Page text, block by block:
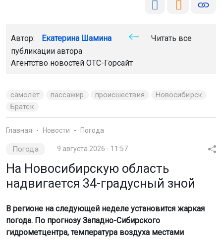
Автор: Екатерина Шамина
Читать все
публикации автора
Агентство новостей ОТС-Горсайт
самолёт пассажир происшествия
Новосибирск
Братск
Главная Новости Погода
Погода 9 августа 2026 - 11:57
На Новосибирскую область
надвигается 34-градусный зной
В регионе на следующей неделе установится жаркая
погода. По прогнозу Западно-Сибирского
гидрометцентра, температура воздуха местами